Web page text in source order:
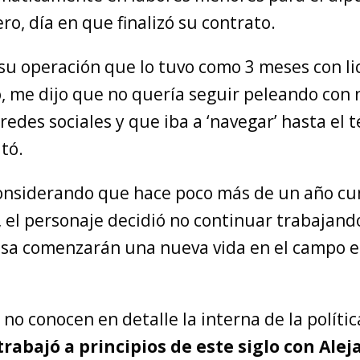
día en que finalizó su contrato.
operación que lo tuvo como 3 meses con
me dijo que no quería seguir peleando con
sociales y que iba a ‘navegar’ hasta el
que hace poco más de un año
personaje decidió no continuar
comenzarán una nueva vida en el campo
conocen en detalle la interna de la
a principios de este siglo con